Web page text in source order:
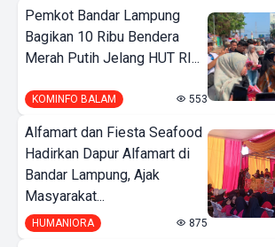
Pemkot Bandar Lampung
Bagikan 10 Ribu Bendera
Merah Putih Jelang HUT RI...
KOMINFO BALAM 553
Alfamart dan Fiesta Seafood
Hadirkan Dapur Alfamart di
Bandar Lampung, Ajak
Masyarakat...
HUMANIORA 875